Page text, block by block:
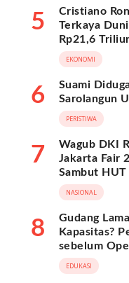
5
Cristiano
Terkaya
Rp21,6
hingga
EKONOMI
6
Suami
Sarolangun
PERISTIWA
7
Wagub DKI
Jakarta Fair
Sambut
NASIONAL
8
Gudang
Kapasitas?
sebelum
EDUKASI